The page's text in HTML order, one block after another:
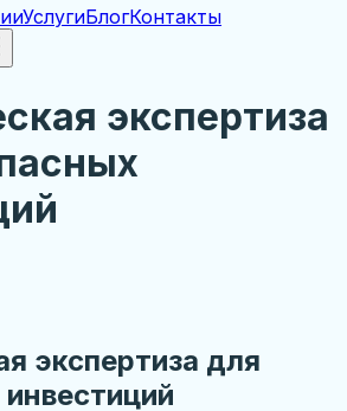
УслугиБлогКонтакты
экспертиза
экспертиза для